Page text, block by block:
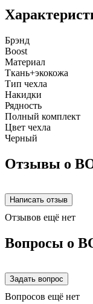
Брэнд
Boost
Материал
Ткань+экокожа
Тип чехла
Накидки
Рядность
Полный комплект
Цвет чехла
Черный
Отзывы о
Отзывов ещё нет
Вопросы о
Вопросов ещё нет